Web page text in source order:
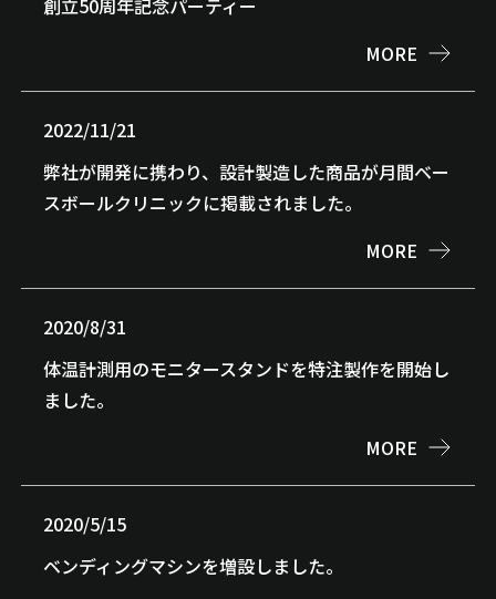
創立50周年記念パーティー
MORE
2022/11/21
弊社が開発に携わり、設計製造した商品が月間ベー
スボールクリニックに掲載されました。
MORE
2020/8/31
体温計測用のモニタースタンドを特注製作を開始し
ました。
MORE
2020/5/15
ベンディングマシンを増設しました。